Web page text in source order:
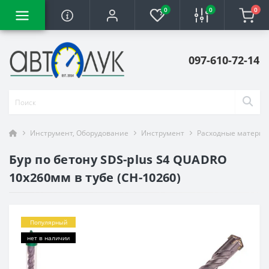
0 0 0
097-610-72-14
Инструмент, Оборудование Инструмент Расходные
Бур по бетону SDS-plus S4 QUADRO
10x260мм в тубе (CH-10260)
Популярный
нет в наличии